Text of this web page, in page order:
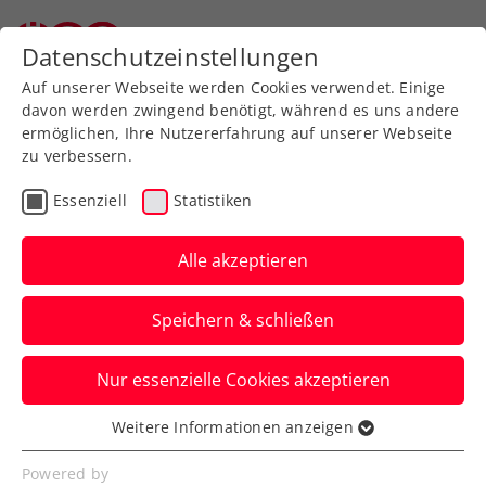
Aktuelle News
News filtern
Datenschutzeinstellungen
Auf unserer Webseite werden Cookies verwendet. Einige
davon werden zwingend benötigt, während es uns andere
ermöglichen, Ihre Nutzererfahrung auf unserer Webseite
zu verbessern.
Essenziell Statistiken
Alle akzeptieren
Speichern & schließen
Nur essenzielle Cookies akzeptieren
Essenziell
Essenzielle Cookies werden für grundlegende
Weitere Informationen anzeigen
Powered by